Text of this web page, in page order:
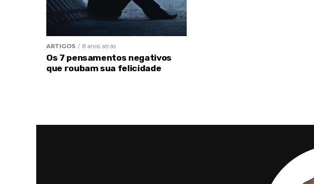
ARTIGOS 8 anos atrás
Os 7 pensamentos negativos
que roubam sua felicidade